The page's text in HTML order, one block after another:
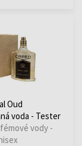
Oud
voda - Tester
vody -